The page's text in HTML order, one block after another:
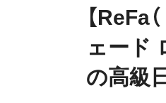
【ReFa
ェード
の高級